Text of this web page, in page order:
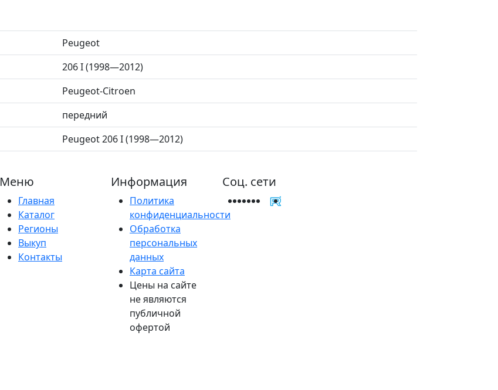
Peugeot
206 I (1998—2012)
Peugeot-Citroen
передний
Peugeot 206 I (1998—2012)
Меню
Главная
Каталог
Регионы
Выкуп
Контакты
Информация
Политика
конфиденциальности
Обработка
персональных
данных
Карта сайта
Цены на сайте
не являются
публичной
офертой
Соц. сети